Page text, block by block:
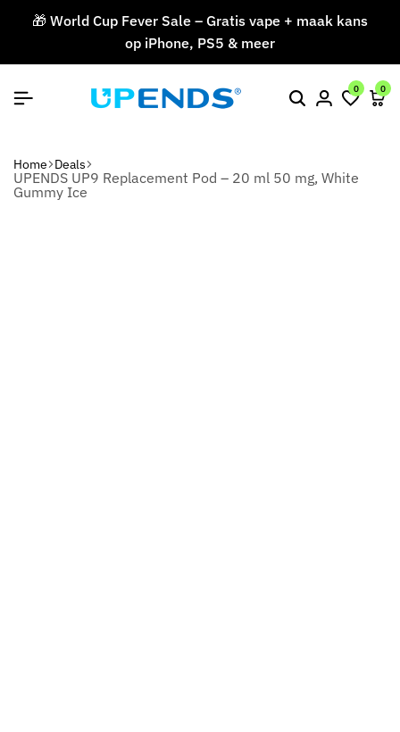
🎁 World Cup Fever Sale – Gratis vape + maak kans
op iPhone, PS5 & meer
0 0
Home Deals
UPENDS UP9 Replacement Pod – 20 ml 50 mg, White
Gummy Ice